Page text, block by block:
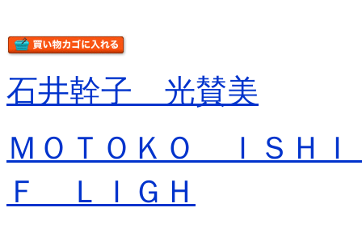
石井幹子 光賛美
ＭＯＴＯＫＯ ＩＳＨ
Ｆ ＬＩＧＨ